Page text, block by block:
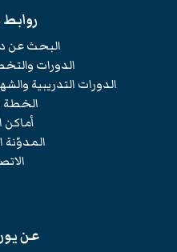
البحث عن
الدورات
الدورات التدريبية
الخطة
أماكن
المدوّنة
عن